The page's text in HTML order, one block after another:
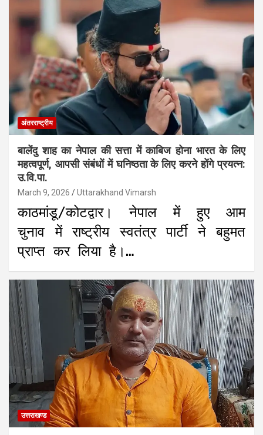
अंतरराष्ट्रीय
बालेंदु शाह का नेपाल की सत्ता में काबिज होना भारत के लिए
महत्वपूर्ण, आपसी संबंधों में घनिष्ठता के लिए करने होंगे प्रयत्न:
उ.वि.पा.
March 9, 2026 Uttarakhand Vimarsh
काठमांडू/कोटद्वार। नेपाल में हुए आम
चुनाव में राष्ट्रीय स्वतंत्र पार्टी ने बहुमत
प्राप्त कर लिया है।…
उत्तराखण्ड